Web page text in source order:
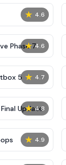
★ 4.6
★ 4.6
Phase 7
★ 4.7
5
★ 4.8
Update
★ 4.9